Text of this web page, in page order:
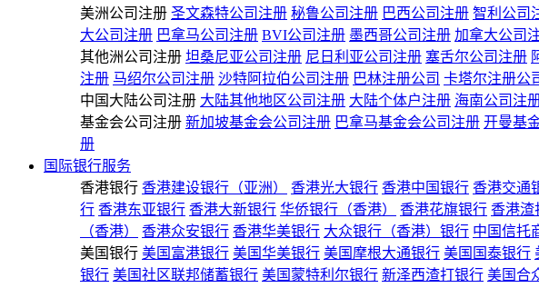
美洲公司注册 圣文森特公司注册 秘鲁公司注册 巴西公司注册 智利公司
大公司注册 巴拿马公司注册 BVI公司注册 墨西哥公司注册 加拿大公司
其他洲公司注册 坦桑尼亚公司注册 尼日利亚公司注册 塞舌尔公司注册
注册 马绍尔公司注册 沙特阿拉伯公司注册 巴林注册公司 卡塔尔注册公
中国大陆公司注册 大陆其他地区公司注册 大陆个体户注册 海南公司注
基金会公司注册 新加坡基金会公司注册 巴拿马基金会公司注册 开曼基
册
国际银行服务
香港银行 香港建设银行（亚洲） 香港光大银行 香港中国银行 香港交通
行 香港东亚银行 香港大新银行 华侨银行（香港） 香港花旗银行 香港渣
（香港）
香港众安银行 香港华美银行 大众银行（香港）银行 中国信托
美国银行 美国富港银行 美国华美银行 美国摩根大通银行 美国国泰银行
银行 美国社区联邦储蓄银行 美国蒙特利尔银行 新泽西渣打银行 美国合